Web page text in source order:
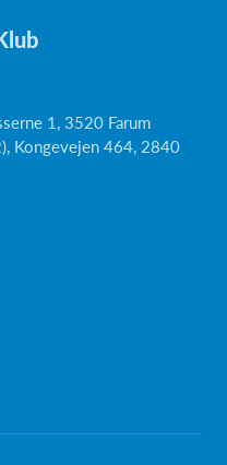
1, 3520 Farum
Kongevejen 464, 2840